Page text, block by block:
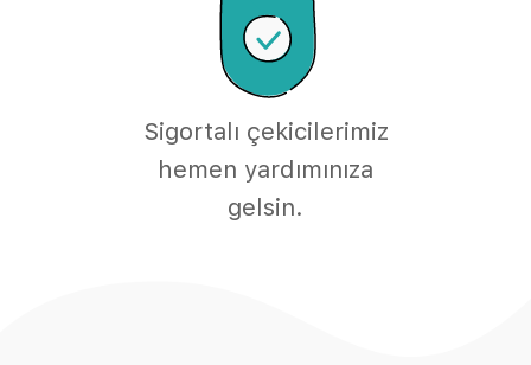
Sigortalı çekicilerimiz
hemen yardımınıza
gelsin.